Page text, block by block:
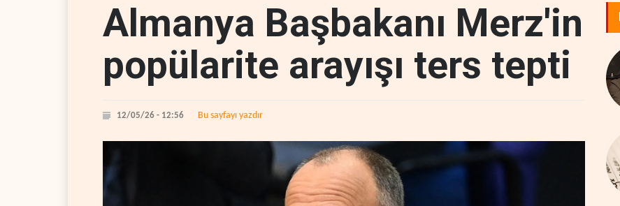
Almanya Başbakanı Merz'in
popülarite arayışı ters tepti
12/05/26 - 12:56 Bu sayfayı yazdır